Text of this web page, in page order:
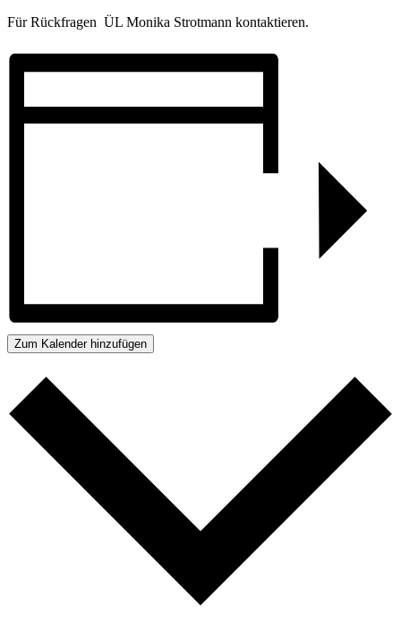
Für Rückfragen ÜL Monika Strotmann kontaktieren.
Zum Kalender hinzufügen